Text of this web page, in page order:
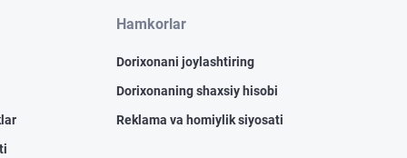
Hamkorlar
Dorixonani joylashtiring
Dorixonaning shaxsiy hisobi
Reklama va homiylik siyosati